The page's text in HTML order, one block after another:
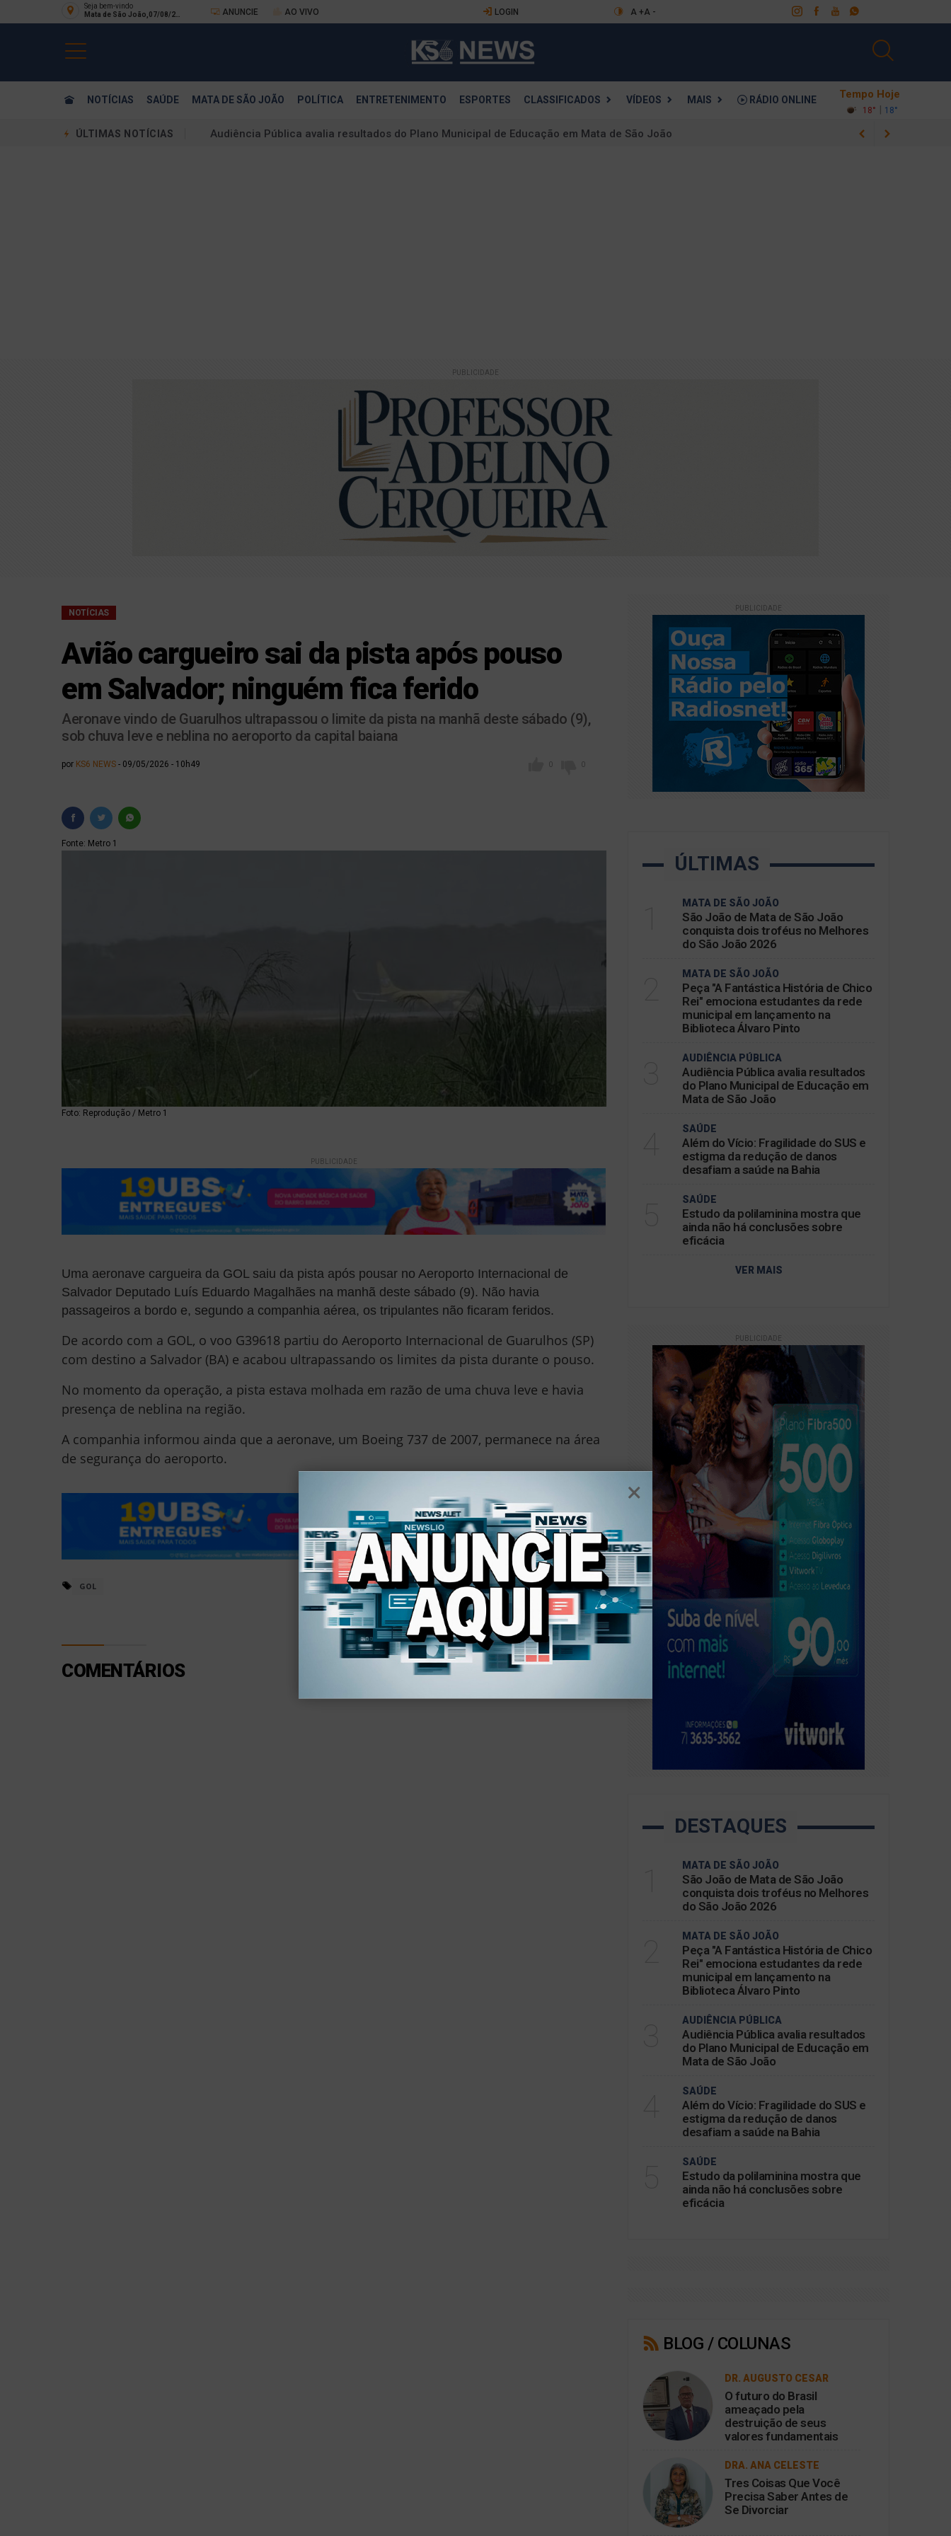
Seja bem-vindo
Mata de São João,07/08/20
26
ANUNCIE AO VIVO LOGIN A +A -
NOTÍCIAS SAÚDE MATA DE SÃO JOÃO POLÍTICA ENTRETENIMENTO ESPORTES CLASSIFICADOS VÍDEOS MAIS RÁDIO ONLINE Tempo Hoje
18° 18°
ÚLTIMAS NOTÍCIAS
PUBLICIDADE
NOTÍCIAS
Avião cargueiro sai da pista após pouso
em Salvador; ninguém fica ferido
Aeronave vindo de Guarulhos ultrapassou o limite da pista na manhã deste sábado (9),
sob chuva leve e neblina no aeroporto da capital baiana
por KS6 NEWS 09/05/2026 - 10h49 0 0
Fonte: Metro 1
Foto: Reprodução / Metro 1
PUBLICIDADE
Uma aeronave cargueira da GOL saiu da pista após pousar no Aeroporto Internacional de
Salvador Deputado Luís Eduardo Magalhães na manhã deste sábado (9). Não havia
passageiros a bordo e, segundo a companhia aérea, os tripulantes não ficaram feridos.
De acordo com a GOL, o voo G39618 partiu do Aeroporto Internacional de Guarulhos (SP)
com destino a Salvador (BA) e acabou ultrapassando os limites da pista durante o pouso.
No momento da operação, a pista estava molhada em razão de uma chuva leve e havia
presença de neblina na região.
A companhia informou ainda que a aeronave, um Boeing 737 de 2007, permanece na área
de segurança do aeroporto.
GOL
COMENTÁRIOS
PUBLICIDADE
ÚLTIMAS
MATA DE SÃO JOÃO
São João de Mata de São João
conquista dois troféus no Melhores
do São João 2026
MATA DE SÃO JOÃO
Peça "A Fantástica História de Chico
Rei" emociona estudantes da rede
municipal em lançamento na
Biblioteca Álvaro Pinto
AUDIÊNCIA PÚBLICA
Audiência Pública avalia resultados
do Plano Municipal de Educação em
Mata de São João
SAÚDE
Além do Vício: Fragilidade do SUS e
estigma da redução de danos
desafiam a saúde na Bahia
SAÚDE
Estudo da polilaminina mostra que
ainda não há conclusões sobre
eficácia
VER MAIS
PUBLICIDADE
DESTAQUES
MATA DE SÃO JOÃO
São João de Mata de São João
conquista dois troféus no Melhores
do São João 2026
MATA DE SÃO JOÃO
Peça "A Fantástica História de Chico
Rei" emociona estudantes da rede
municipal em lançamento na
Biblioteca Álvaro Pinto
AUDIÊNCIA PÚBLICA
Audiência Pública avalia resultados
do Plano Municipal de Educação em
Mata de São João
SAÚDE
Além do Vício: Fragilidade do SUS e
estigma da redução de danos
desafiam a saúde na Bahia
SAÚDE
Estudo da polilaminina mostra que
ainda não há conclusões sobre
eficácia
BLOG / COLUNAS
DR. AUGUSTO CESAR
O futuro do Brasil
ameaçado pela
destruição de seus
valores fundamentais
DRA. ANA CELESTE
Tres Coisas Que Você
Precisa Saber Antes de
Se Divorciar